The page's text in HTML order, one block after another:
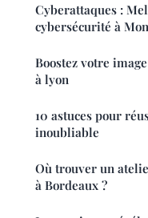
Cyberattaques :
cybersécurité à
Boostez votre
à lyon
10 astuces pour
inoubliable
Où trouver un
à Bordeaux ?